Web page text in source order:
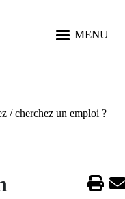
MENU
/ cherchez un emploi ?